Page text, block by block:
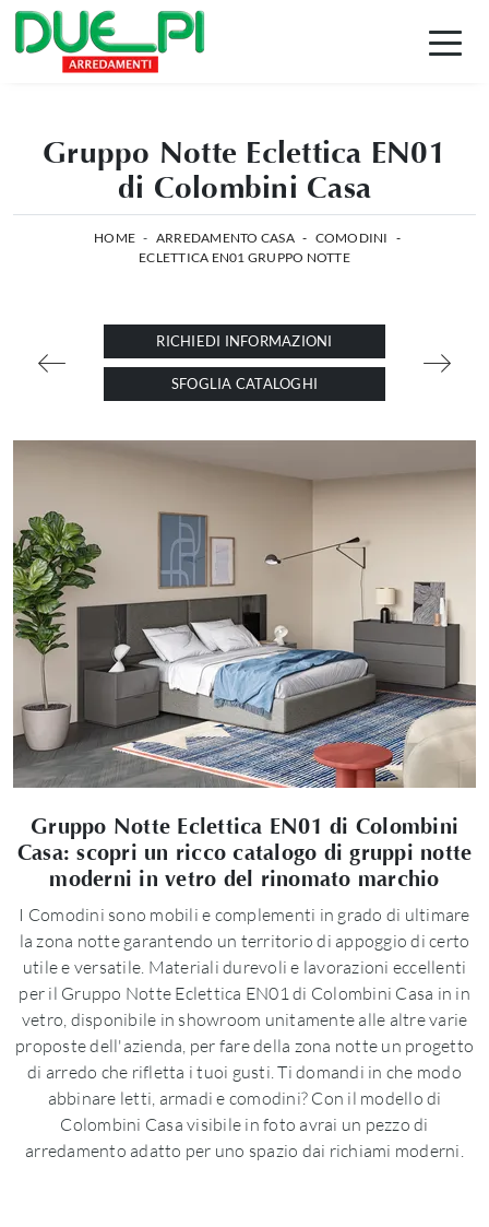
Gruppo Notte Eclettica EN01
di Colombini Casa
HOME - ARREDAMENTO CASA - COMODINI -
ECLETTICA EN01 GRUPPO NOTTE
RICHIEDI INFORMAZIONI
SFOGLIA CATALOGHI
Gruppo Notte Eclettica EN01 di Colombini
Casa: scopri un ricco catalogo di gruppi notte
moderni in vetro del rinomato marchio
I Comodini sono mobili e complementi in grado di ultimare
la zona notte garantendo un territorio di appoggio di certo
utile e versatile. Materiali durevoli e lavorazioni eccellenti
per il Gruppo Notte Eclettica EN01 di Colombini Casa in in
vetro, disponibile in showroom unitamente alle altre varie
proposte dell'azienda, per fare della zona notte un progetto
di arredo che rifletta i tuoi gusti. Ti domandi in che modo
abbinare letti, armadi e comodini? Con il modello di
Colombini Casa visibile in foto avrai un pezzo di
arredamento adatto per uno spazio dai richiami moderni.